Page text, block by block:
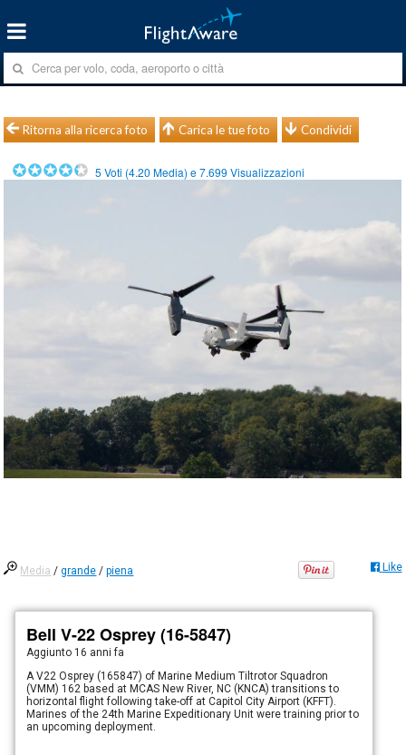
Ritorna alla ricerca foto Carica le tue foto Condividi
5 Voti (4.20 Media) e7.699 Visualizzazioni
Media /grande /piena Like
Bell V-22 Osprey (16-5847)
Aggiunto 16 anni fa
A V22 Osprey (165847) of Marine Medium Tiltrotor Squadron
(VMM) 162 based at MCAS New River, NC (KNCA) transitions to
horizontal flight following take-off at Capitol City Airport (KFFT).
Marines of the 24th Marine Expeditionary Unit were training prior to
an upcoming deployment.